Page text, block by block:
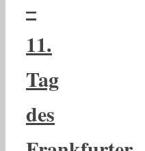
–
11.
Tag
des